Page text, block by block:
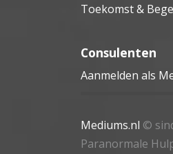
Toekomst &
Consulenten
Aanmelden als
Mediums.nl ©
Paranormale